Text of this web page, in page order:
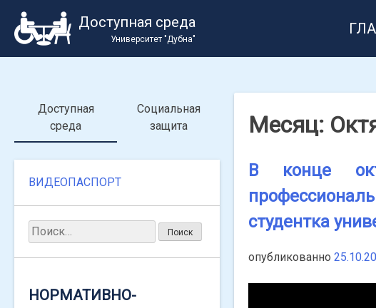
content
Доступная среда
Университет "Дубна"
Месяц:
В конце
студентка
опубликованно
Доступная
среда
Социальная
защита
ВАЖНАЯ ИНФОРМАЦИЯ
ВЫПЛАТАМ
ВИДЕОПАСПОРТ
Найти:
НОРМАТИВНО-